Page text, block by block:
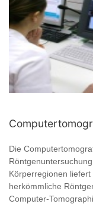
Die
Körperregionen
herkömmliche
Computer-